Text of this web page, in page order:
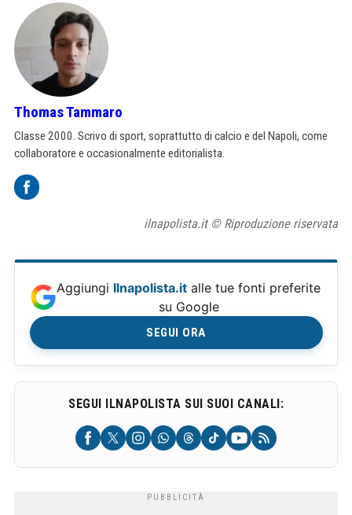
Thomas Tammaro
Classe 2000. Scrivo di sport, soprattutto di calcio e del Napoli, come
collaboratore e occasionalmente editorialista.
ilnapolista.it © Riproduzione riservata
Aggiungi Ilnapolista.it alle tue fonti preferite
su Google
SEGUI ORA
SEGUI ILNAPOLISTA SUI SUOI CANALI: